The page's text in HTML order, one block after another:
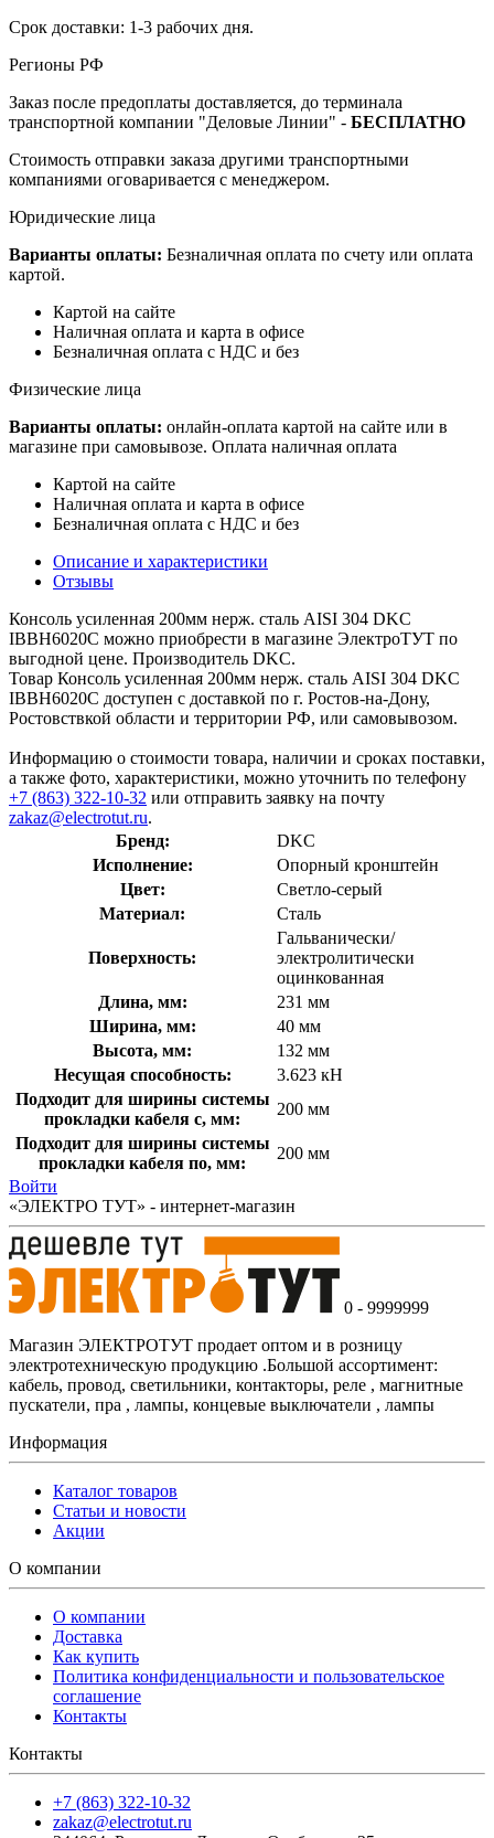
Срок доставки: 1-3 рабочих дня.
Регионы РФ
Заказ после предоплаты доставляется, до терминала
транспортной компании "Деловые Линии" - БЕСПЛАТНО
Стоимость отправки заказа другими транспортными
компаниями оговаривается с менеджером.
Юридические лица
Варианты оплаты: Безналичная оплата по счету или оплата
картой.
Картой на сайте
Наличная оплата и карта в офисе
Безналичная оплата с НДС и без
Физические лица
Варианты оплаты: онлайн-оплата картой на сайте или в
магазине при самовывозе. Оплата наличная оплата
Картой на сайте
Наличная оплата и карта в офисе
Безналичная оплата с НДС и без
Описание и характеристики
Отзывы
Консоль усиленная 200мм нерж. сталь AISI 304 DKC
IBBH6020C можно приобрести в магазине ЭлектроТУТ по
выгодной цене. Производитель DKC.
Товар Консоль усиленная 200мм нерж. сталь AISI 304 DKC
IBBH6020C доступен с доставкой по г. Ростов-на-Дону,
Ростовствкой области и территории РФ, или самовывозом.
Информацию о стоимости товара, наличии и сроках поставки,
а также фото, характеристики, можно уточнить по телефону
+7 (863) 322-10-32 или отправить заявку на почту
zakaz@electrotut.ru.
Бренд:
DKC
Исполнение:
Опорный кронштейн
Цвет:
Светло-серый
Материал:
Сталь
Поверхность:
Гальванически/
электролитически
оцинкованная
Длина, мм:
231 мм
Ширина, мм:
40 мм
Высота, мм:
132 мм
Несущая способность:
3.623 кН
Подходит для ширины системы
прокладки кабеля с, мм:
200 мм
Подходит для ширины системы
прокладки кабеля по, мм:
200 мм
Войти
«ЭЛЕКТРО ТУТ» - интернет-магазин
0 - 9999999
Магазин ЭЛЕКТРОТУТ продает оптом и в розницу
электротехническую продукцию .Большой ассортимент:
кабель, провод, светильники, контакторы, реле , магнитные
пускатели, пра , лампы, концевые выключатели , лампы
Информация
Каталог товаров
Статьи и новости
Акции
О компании
О компании
Доставка
Как купить
Политика конфиденциальности и пользовательское
соглашение
Контакты
Контакты
+7 (863) 322-10-32
zakaz@electrotut.ru